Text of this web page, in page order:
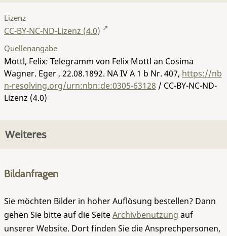
Lizenz
CC-BY-NC-ND-Lizenz (4.0)
Quellenangabe
Mottl, Felix: Telegramm von Felix Mottl an Cosima
Wagner. Eger , 22.08.1892. NA IV A 1 b Nr. 407, https://nb
n-resolving.org/urn:nbn:de:0305-63128 / CC-BY-NC-ND-
Lizenz (4.0)
Weiteres
Bildanfragen
Sie möchten Bilder in hoher Auflösung bestellen? Dann
gehen Sie bitte auf die SeiteArchivbenutzung auf
unserer Website. Dort finden Sie die Ansprechpersonen,